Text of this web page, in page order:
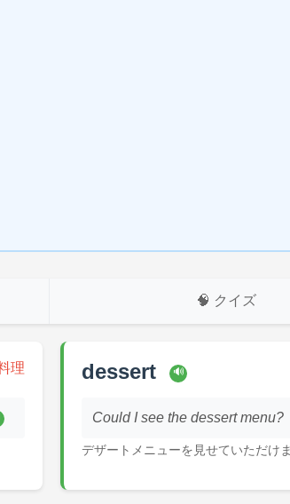
🧠 クイズ
理 dessert 🔊
Could I see the dessert menu?
デザートメニューを見せていただけ